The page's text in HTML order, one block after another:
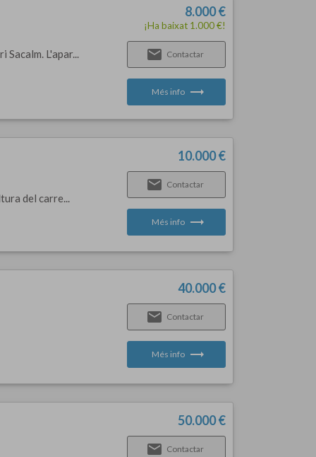
L'apar...
8.000 €
¡Ha baixat 1.000 €!
email Contactar
Més info trending_flat
del carre...
10.000 €
email Contactar
Més info trending_flat
40.000 €
email Contactar
Més info trending_flat
50.000 €
email Contactar